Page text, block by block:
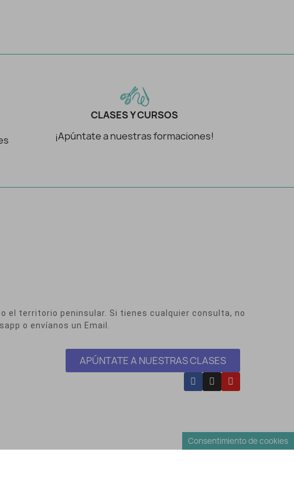
CLASES Y CURSOS
¡Apúntate a nuestras formaciones!
el territorio peninsular. Si tienes cualquier consulta, no
o envíanos un Email.
APÚNTATE A NUESTRAS CLASES
Consentimiento de cookies